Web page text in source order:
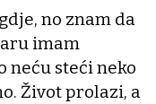
no znam da
imam
neću steći neko
Život prolazi, a